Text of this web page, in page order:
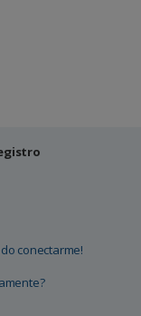
conectarme!